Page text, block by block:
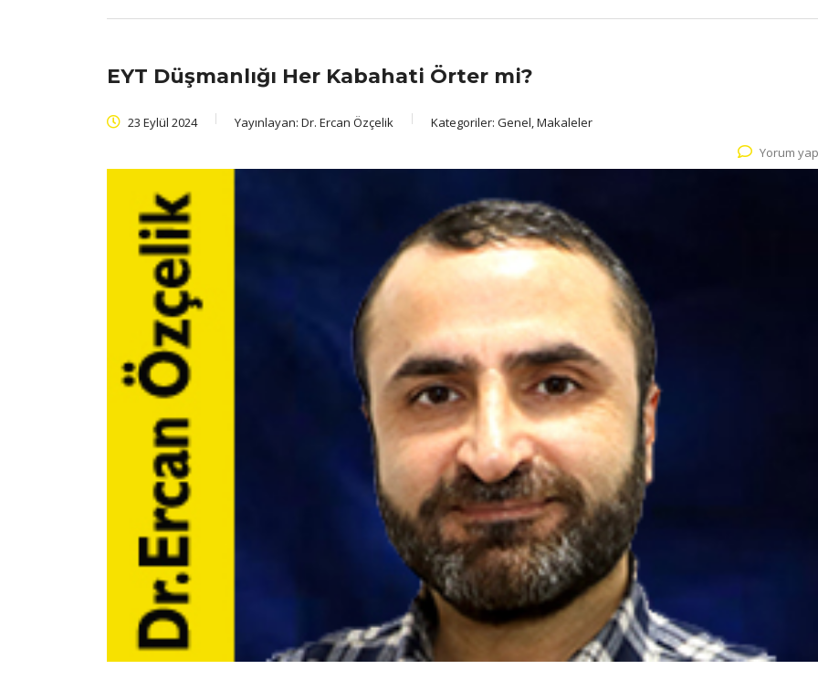
EYT Düşmanlığı Her Kabahati Örter mi?
23 Eylül 2024 Yayınlayan: Dr. Ercan Özçelik Kategoriler: Genel, Makaleler
Yorum